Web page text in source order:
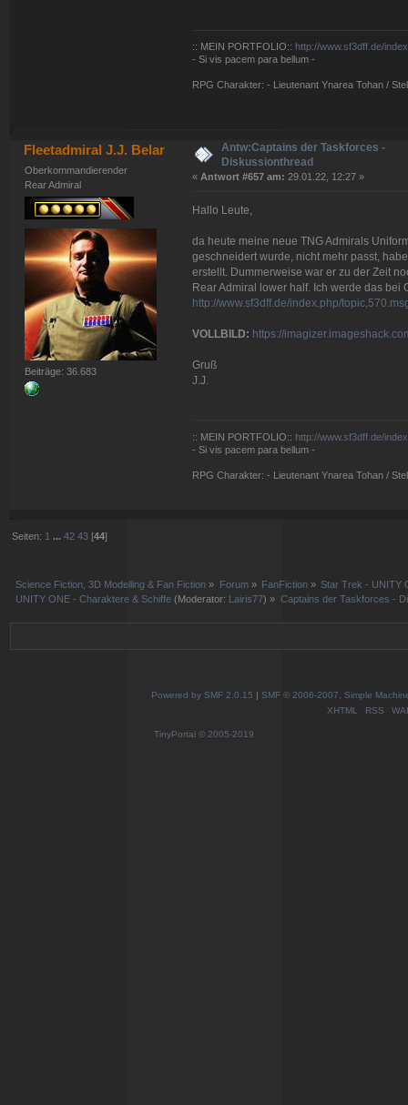
:: MEIN PORTFOLIO:: http://www.sf3dff.de/
- Si vis pacem para bellum -
RPG Charakter: - Lieutenant Ynarea Tohan /
Fleetadmiral J.J. Belar
Oberkommandierender
Rear Admiral
Beiträge: 36.683
Antw:Captains der Taskforces -
Diskussionthread
« Antwort #657 am: 29.01.22, 12:27 »
Hallo Leute,
da heute meine neue TNG Admirals
geschneidert wurde, nicht mehr passt,
erstellt. Dummerweise war er zu der Zeit
Rear Admiral lower half. Ich werde das bei
http://www.sf3dff.de/index.php/
VOLLBILD: https://
Gruß
J.J.
:: MEIN PORTFOLIO:: http://www.sf3dff.de/
- Si vis pacem para bellum -
RPG Charakter: - Lieutenant Ynarea Tohan /
Seiten: 1 ...42 43 [44]
Science Fiction, 3D Modelling & Fan Fiction » Forum» FanFiction » Star Trek - UNITY
UNITY ONE - Charaktere & Schiffe (Moderator: Lairis77) » Captains der Taskforces -
Powered by SMF 2.0.15 | SMF © 2006-2007, Simple
XHTML
RSS
TinyPortal © 2005-2019